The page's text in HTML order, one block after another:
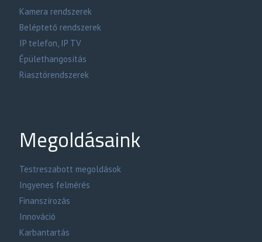
Kamera rendszerek
Beléptető rendszerek
IP telefon, IP TV
Épülethangosítás
Riasztórendszerek
Megoldásaink
Testreszabott megoldások
Ingyenes felmérés
Finanszírozás
Innováció
Karbantartás